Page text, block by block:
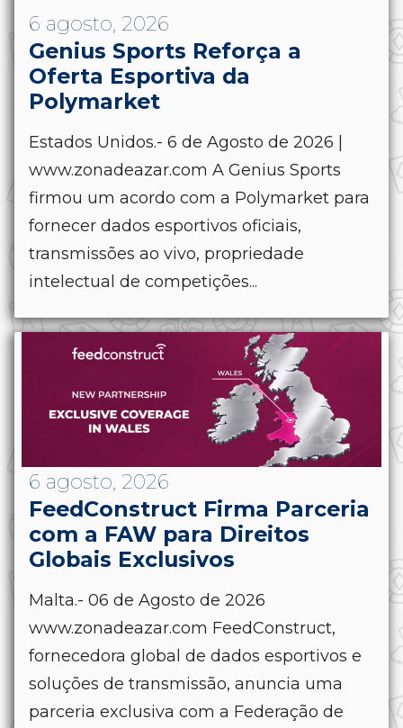
6 agosto, 2026
Genius Sports Reforça a
Oferta Esportiva da
Polymarket
Estados Unidos.- 6 de Agosto de 2026 |
www.zonadeazar.com A Genius Sports
firmou um acordo com a Polymarket para
fornecer dados esportivos oficiais,
transmissões ao vivo, propriedade
intelectual de competições...
6 agosto, 2026
FeedConstruct Firma Parceria
com a FAW para Direitos
Globais Exclusivos
Malta.- 06 de Agosto de 2026
www.zonadeazar.com FeedConstruct,
fornecedora global de dados esportivos e
soluções de transmissão, anuncia uma
parceria exclusiva com a Federação de